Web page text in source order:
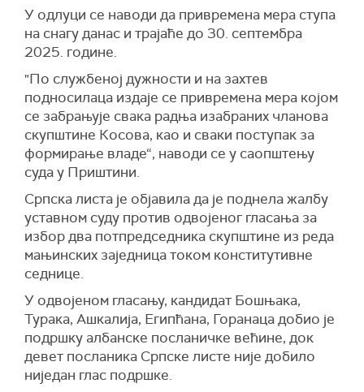
У одлуци се наводи да привремена мера ступа
на снагу данас и трајаће до 30. септембра
2025. године.
"П​о службеној дужности и на захтев
подносилаца издаје се привремена мера којом
се забрањује свака радња изабраних чланова
скупштине Косова, као и сваки поступак за
формирање владе“, наводи се у саопштењу
суда у Приштини.
Српска листа је објавила да је поднела жалбу
уставном суду против одвојеног гласања за
избор два потпредседника скупштине из реда
мањинских заједница током конститутивне
седнице.
У одвојеном гласању, кандидат Бошњака,
Турака, Ашкалија, Египћана, Горанаца добио је
подршку албанске посланичке већине, док
девет посланика Српске листе није добило
ниједан глас подршке.